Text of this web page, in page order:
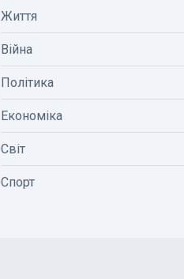
Життя
Війна
Політика
Економіка
Світ
Спорт